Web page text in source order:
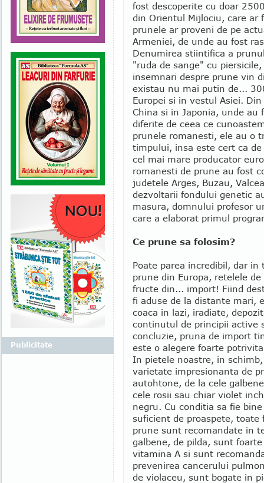
fost descoperite cu doar
din Orientul Mijlociu, care ar
prunele ar proveni de pe
Armeniei, de unde au fost
Denumirea stiintifica a
"ruda de sange" cu
insemnari despre prune vin
existau nu mai putin de...
Europei si in vestul Asiei.
China si in Japonia, unde
diferite de ceea ce
prunele romanesti, ele au o
timpului, insa este cert ca
cel mai mare producator
romanesti de prune au fost
judetele Arges, Buzau,
dezvoltarii fondului genetic
masura, domnului profesor
care a elaborat primul
Ce prune sa folosim?
Poate parea incredibil, dar
prune din Europa, retelele
fructe din... import! Fiind
fi aduse de la distante mari,
coaca in lazi, iradiate,
continutul de principii active
concluzie, pruna de import
este o alegere foarte
In pietele noastre, in
varietate impresionanta de
autohtone, de la cele
cele rosii sau chiar violet
negru. Cu conditia sa fie
suficient de proaspete, toate
prune sunt recomandate in
galbene, de pilda, sunt
vitamina A si sunt
prevenirea cancerului
de violaceu, sunt bogate in
Publicitate